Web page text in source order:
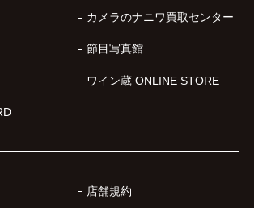
カメラのナニワ買取センター
節目写真館
ワイン蔵 ONLINE STORE
店舗規約